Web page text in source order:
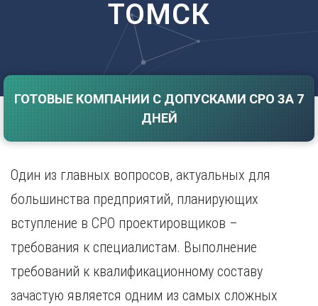
Екатеринбург
И
Иваново
Ижевск
К
Казань
Калининград
Кемерово
Киров
Краснодар
Саратов
Сочи
Ставрополь
Т
Тамбов
Тольятти
Томск
Тула
Тюмень
У
Улан-Удэ
Ульяновск
ТОМСК
ГОТОВЫЕ КОМПАНИИ С ДОПУСКАМИ СРО ЗА 7
ДНЕЙ
Один из главных вопросов, актуальных для
большинства предприятий, планирующих
вступление в СРО проектировщиков –
требования к специалистам. Выполнение
требований к квалификационному составу
зачастую является одним из самых сложных